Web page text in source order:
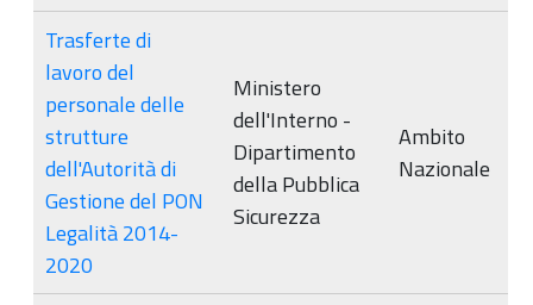
Trasferte di
lavoro del
personale delle
strutture
dell'Autorità di
Gestione del PON
Legalità 2014-
2020
Ministero
dell'Interno -
Dipartimento
della Pubblica
Sicurezza
Ambito
Nazionale